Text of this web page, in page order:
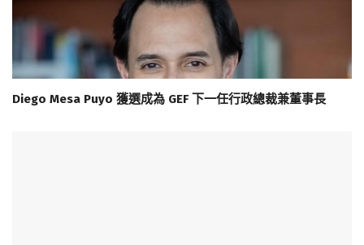
Diego Mesa Puyo 獲選成為 GEF 下一任行政總裁兼董事長